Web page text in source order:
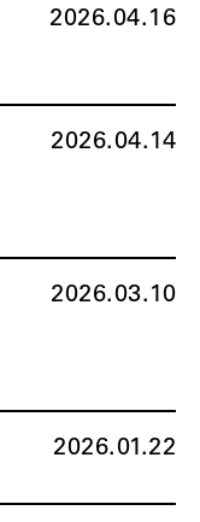
2026.04.16
2026.04.14
2026.03.10
2026.01.22